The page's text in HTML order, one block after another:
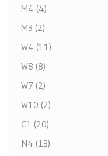
M4 (4)
M3 (2)
W4 (11)
W8 (8)
W7 (2)
W10 (2)
C1 (20)
N4 (13)